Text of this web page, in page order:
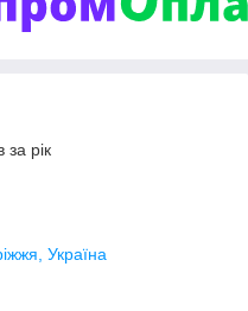
за рік
Україна